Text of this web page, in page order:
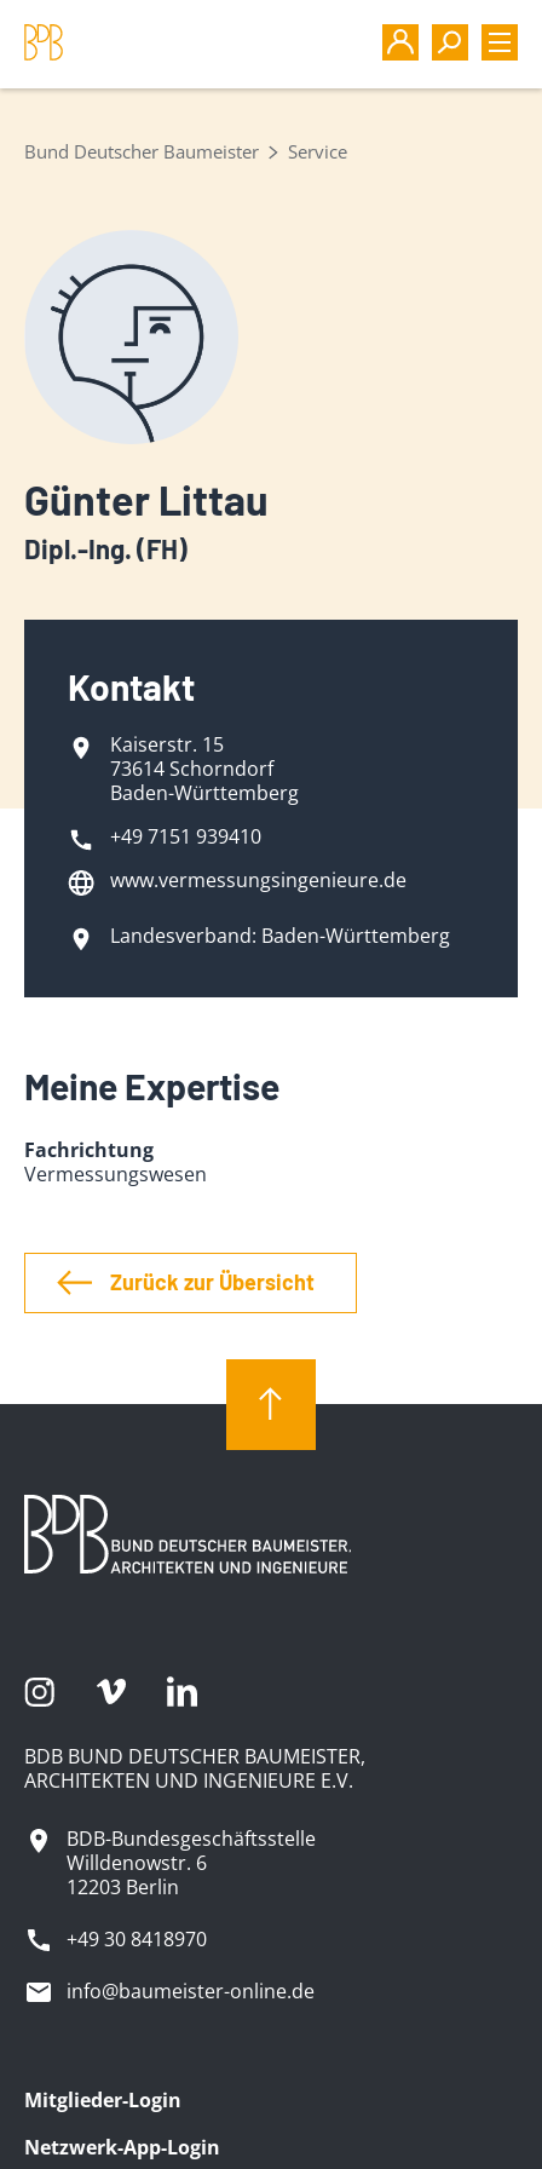
Bund Deutscher Baumeister Service
Günter Littau
Dipl.-Ing. (FH)
Kontakt
Kaiserstr. 15
73614 Schorndorf
Baden-Württemberg
+49 7151 939410
www.vermessungsingenieure.de
Landesverband: Baden-Württemberg
Meine Expertise
Fachrichtung
Vermessungswesen
Zurück zur Übersicht
BDB BUND DEUTSCHER BAUMEISTER,
ARCHITEKTEN UND INGENIEURE E.V.
BDB-Bundesgeschäftsstelle
Willdenowstr. 6
12203 Berlin
+49 30 8418970
info@baumeister-online.de
Mitglieder-Login
Netzwerk-App-Login